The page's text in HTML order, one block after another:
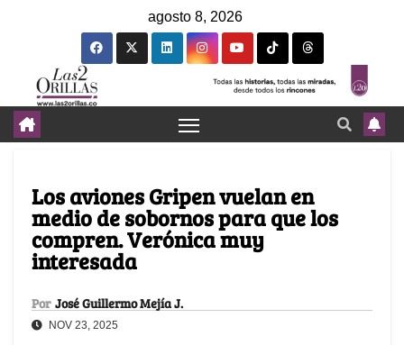
agosto 8, 2026
Los aviones Gripen vuelan en
medio de sobornos para que los
compren. Verónica muy
interesada
Por José Guillermo Mejía J.
NOV 23, 2025